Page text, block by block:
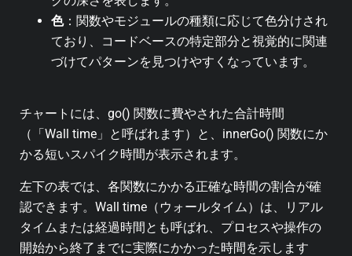
色：関数やモジュールの種類に応じて色分けされ
ており、コードベースの特定部分と視覚的に関連
づけてパターンを見つけやすくなっています。
チャートには、go() 関数に費やされた合計時間
（「Wall time」と呼ばれます）と、innerGo() 関数にか
かる短いスパイク時間が表示されます。
左下の表では、各関数にかかる正確な時間の割合が確
認できます。Wall time（ウォールタイム）は、リアル
タイムまたは経過時間とも呼ばれ、プロセスや操作の
開始から終了までに実際にかかった時間を示します